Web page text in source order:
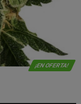
¡EN OFERTA!